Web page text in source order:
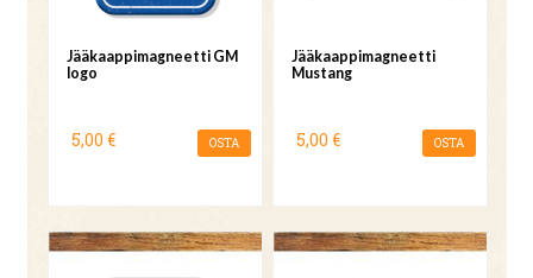
Jääkaappimagneetti GM
logo
5,00 € OSTA
Jääkaappimagneetti
Mustang
5,00 € OSTA